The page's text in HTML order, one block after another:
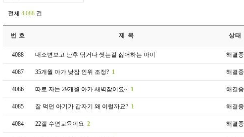
전체 4,088 건
번 호 제 목 상태
4088 대소변보고 난후 닦거나 씻는걸 싫어하는 아이 해결중
4087 35개월 아가 낮잠 인위 조정? 1 해결중
4086 따로 자는 29개월 아가 새벽잠이요~ 1 해결중
4085 잘 먹던 아기가 갑자기 왜 이럴까요? 1 해결중
4084 22갤 수면교육이요 2 해결중